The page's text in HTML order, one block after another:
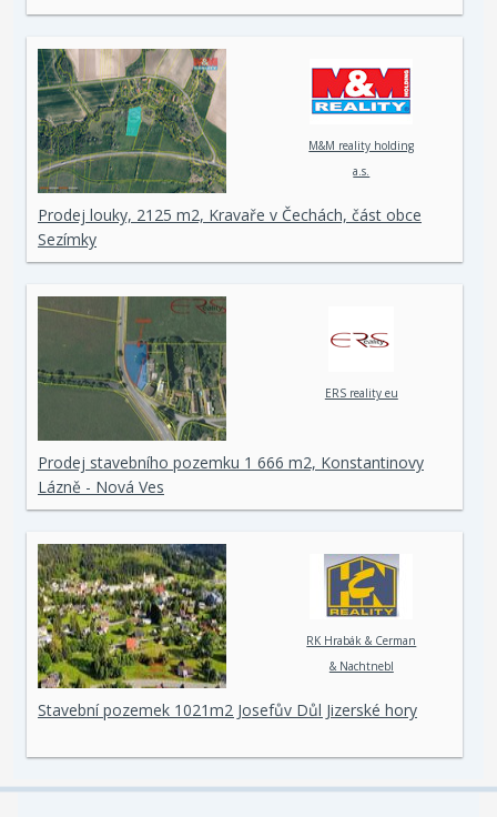
M&M reality holding
a.s.
Prodej louky, 2125 m2, Kravaře v Čechách, část obce
Sezímky
ERS reality eu
Prodej stavebního pozemku 1 666 m2, Konstantinovy
Lázně - Nová Ves
RK Hrabák & Cerman
& Nachtnebl
Stavební pozemek 1021m2 Josefův Důl Jizerské hory